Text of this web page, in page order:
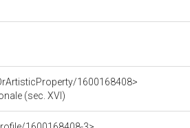
1600168408>
(sec. XVI)